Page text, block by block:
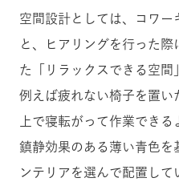
空間設計としては、コワー
と、ヒアリングを行った
た「リラックスできる空間
例えば疲れない椅子を置い
上で寝転がって作業でき
鎮静効果のある薄い青色を
ンテリアを選んで配置して